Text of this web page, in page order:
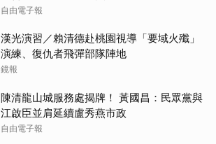
自由電子報
漢光演習／賴清德赴桃園視導「要域火殲」
演練、復仇者飛彈部隊陣地
鏡報
陳清龍山城服務處揭牌！ 黃國昌：民眾黨與
江啟臣並肩延續盧秀燕市政
自由電子報